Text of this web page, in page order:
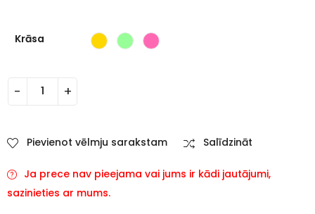
Krāsa
Pievienot vēlmju sarakstam Salīdzināt
Ja prece nav pieejama vai jums ir kādi jautājumi,
sazinieties ar mums.